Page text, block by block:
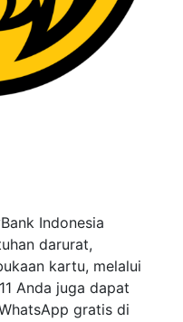
Indonesia
darurat,
kartu, melalui
Anda juga dapat
gratis di